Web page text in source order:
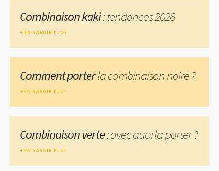
Combinaison kaki: tendances 2026
EN SAVOIR PLUS
Comment porterla combinaison noire ?
EN SAVOIR PLUS
Combinaison verte: avec quoi la porter ?
EN SAVOIR PLUS